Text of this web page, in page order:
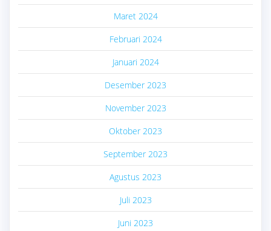
Maret 2024
Februari 2024
Januari 2024
Desember 2023
November 2023
Oktober 2023
September 2023
Agustus 2023
Juli 2023
Juni 2023